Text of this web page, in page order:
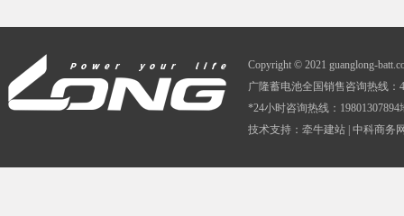
Copyright © 2021 guanglong-
广隆蓄电池全国销售咨询热线：
*24小时咨询热线：
技术支持： 牵牛建站 中科商务